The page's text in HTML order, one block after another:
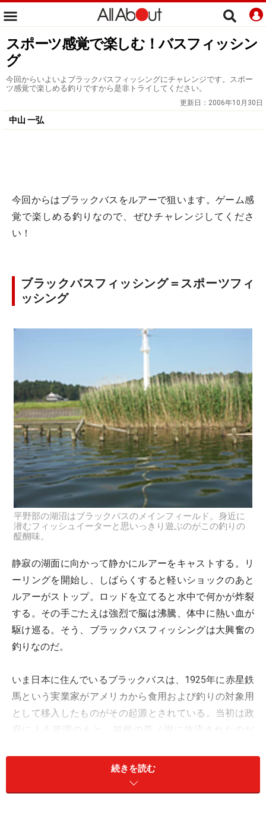
スポーツ感覚で楽しむ！バスフィッシン
グ
今回からいよいよブラックバスフィッシングにチャレンジです。スポー
ツ感覚で楽しめる釣りですから是非トライしてください。
更新日： 2006年10月30日
中山 一弘
今回からはブラックバスをルアーで狙います。ゲーム感
覚で楽しめる釣りなので、ぜひチャレンジしてくださ
い！
ブラックバスフィッシング＝スポーツフィ
ッシング
平野部の湖沼はブラックバスのメインフィールド。身近に
潜むフィッシュイーターと思いっきり遊ぶのがこの釣りの
醍醐味。
静寂の湖面に向かって静かにルアーをキャストする。リ
ーリングを開始し、しばらくすると軽いショックのあと
ルアーがストップ。ロッドを立てると水中で何かが炸裂
する。その手ごたえは強烈で脳は沸騰、体中に熱い血が
駆け巡る。そう、ブラックバスフィッシングは大興奮の
釣りなのだ。
いま日本に住んでいるブラックバスは、1925年に赤星鉄
馬という実業家がアメリカから食用および釣りの対象用
として移入したものがその起源とされている。当初は政
府による管理のもと、箱根の芦ノ湖に放流されたのだ
生活適応範囲が広く、生命力の強いブラックバスは各地
で繁殖し勢力を広げていった。その結果、釣り対象魚と
続きを読む